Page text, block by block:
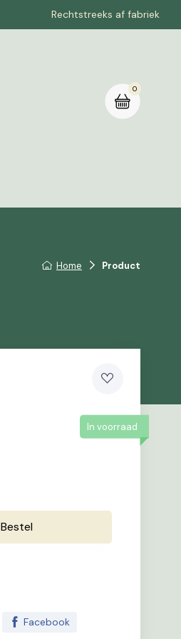
Rechtstreeks af fabriek
0
Home Product
In voorraad
Bestel
Facebook